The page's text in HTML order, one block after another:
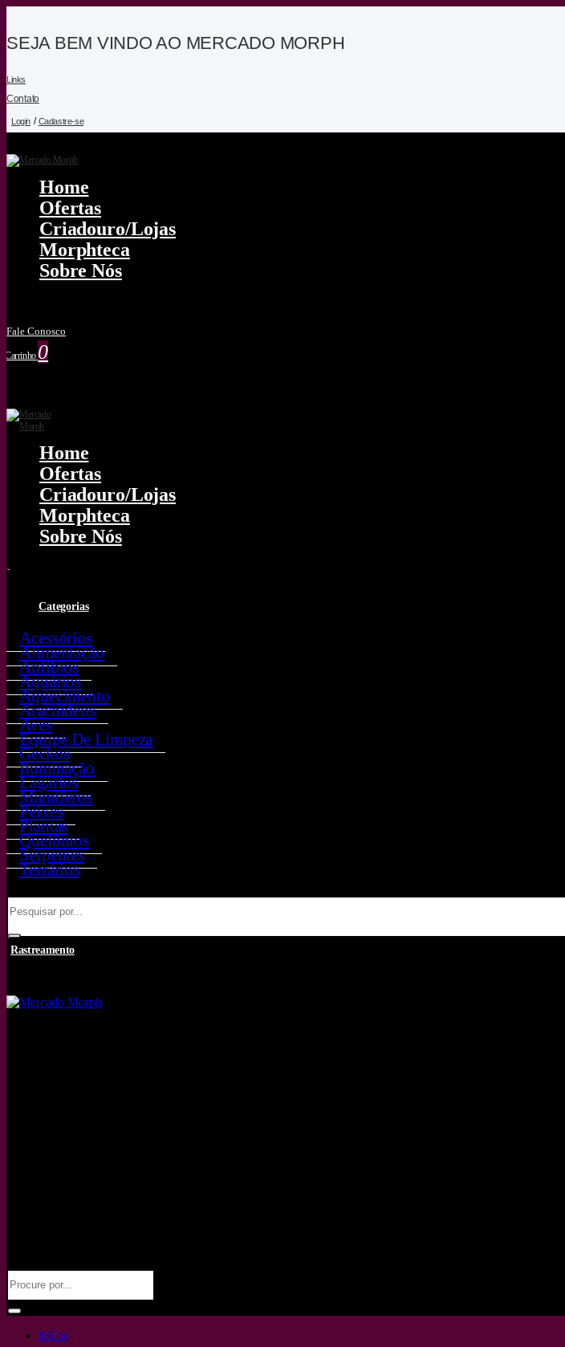
SEJA BEM VINDO AO MERCADO MORPH
Links
Contato
Login / Cadastre-se
Home
Ofertas
Criadouro/lojas
Morphteca
Sobre Nós
Fale Conosco
Carrinho 0
Home
Ofertas
Criadouro/lojas
Morphteca
Sobre Nós
0
Categorias
Acessórios
Alimentação
Anfíbios
Aquários
Aquecimento
Aracnídeos
Aves
Equipe De Limpeza
Geckos
Iluminação
Lagartos
Mamíferos
Peixes
Plantas
Quelônios
Serpentes
Terrários
Rastreamento
Início